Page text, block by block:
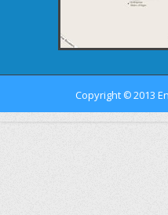
Copyright ©2013